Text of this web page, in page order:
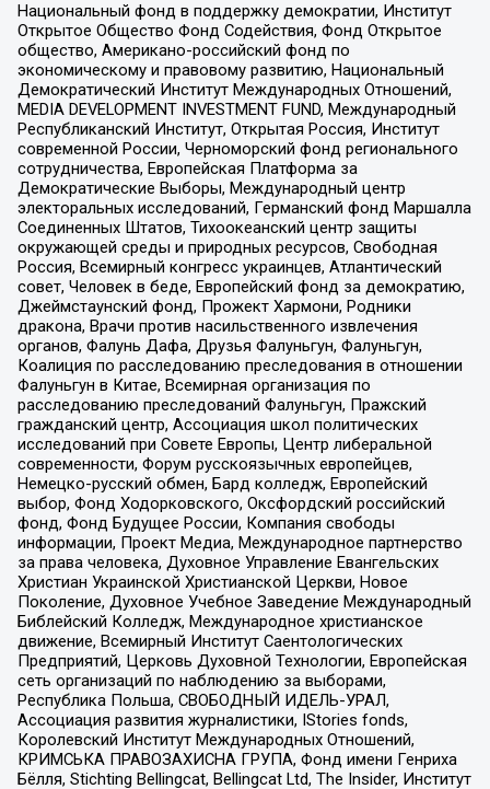
Национальный фонд в поддержку демократии, Институт
Открытое Общество Фонд Содействия, Фонд Открытое
общество, Американо-российский фонд по
экономическому и правовому развитию, Национальный
Демократический Институт Международных Отношений,
MEDIA DEVELOPMENT INVESTMENT FUND, Международный
Республиканский Институт, Открытая Россия, Институт
современной России, Черноморский фонд регионального
сотрудничества, Европейская Платформа за
Демократические Выборы, Международный центр
электоральных исследований, Германский фонд Маршалла
Соединенных Штатов, Тихоокеанский центр защиты
окружающей среды и природных ресурсов, Свободная
Россия, Всемирный конгресс украинцев, Атлантический
совет, Человек в беде, Европейский фонд за демократию,
Джеймстаунский фонд, Прожект Хармони, Родники
дракона, Врачи против насильственного извлечения
органов, Фалунь Дафа, Друзья Фалуньгун, Фалуньгун,
Коалиция по расследованию преследования в отношении
Фалуньгун в Китае, Всемирная организация по
расследованию преследований Фалуньгун, Пражский
гражданский центр, Ассоциация школ политических
исследований при Совете Европы, Центр либеральной
современности, Форум русскоязычных европейцев,
Немецко-русский обмен, Бард колледж, Европейский
выбор, Фонд Ходорковского, Оксфордский российский
фонд, Фонд Будущее России, Компания свободы
информации, Проект Медиа, Международное партнерство
за права человека, Духовное Управление Евангельских
Христиан Украинской Христианской Церкви, Новое
Поколение, Духовное Учебное Заведение Международный
Библейский Колледж, Международное христианское
движение, Всемирный Институт Саентологических
Предприятий, Церковь Духовной Технологии, Европейская
сеть организаций по наблюдению за выборами,
Республика Польша, СВОБОДНЫЙ ИДЕЛЬ-УРАЛ,
Ассоциация развития журналистики, IStories fonds,
Королевский Институт Международных Отношений,
КРИМСЬКА ПРАВОЗАХИСНА ГРУПА, Фонд имени Генриха
Бёлля, Stichting Bellingcat, Bellingcat Ltd, The Insider, Институт